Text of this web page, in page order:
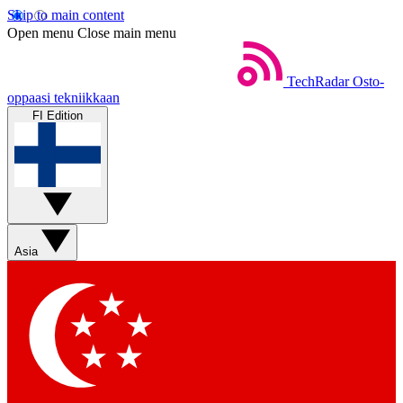
Skip to main content
Open menu Close main menu
TechRadar Osto-
oppaasi tekniikkaan
FI Edition
Asia